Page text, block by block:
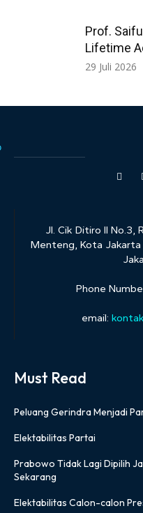
Prof.
Lifetime
29 Juli 2026
Jl. Cik Ditiro II No.3,
Menteng, Kota Jakarta
Phone
email:
Must Read
Peluang Gerindra Menjadi
Elektabilitas Partai
Prabowo Tidak Lagi Dipilih
Sekarang
Elektabilitas Calon-calon